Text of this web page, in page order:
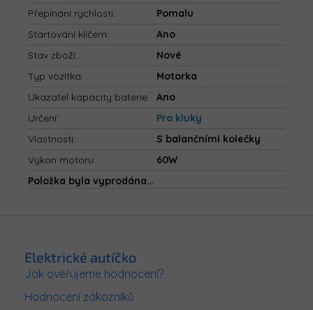
Přepínání rychlosti:
Pomalu
Startování klíčem:
Ano
Stav zboží:
Nové
Typ vozítka:
Motorka
Ukazatel kapacity baterie:
Ano
Určení:
Pro kluky
Vlastnosti:
S balančními kolečky
Výkon motoru:
60W
Položka byla vyprodána…
Elektrické autíčko
Jak ověřujeme hodnocení?
Hodnocení zákazníků